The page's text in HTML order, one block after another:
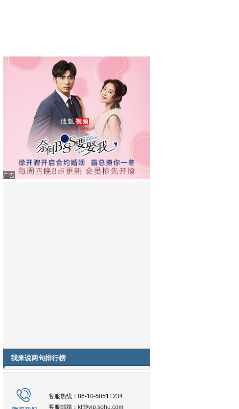
广告
我来说两句排行榜
客服热线：86-10-58511234
客服邮箱： kf@vip.sohu.com